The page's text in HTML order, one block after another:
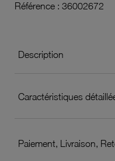
Référence : 36002672
Description
Caractéristiques
Paiement, Livraison,